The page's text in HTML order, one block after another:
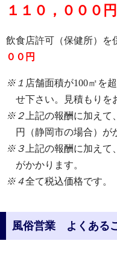
１１０，０００円
飲食店許可（保健所）を
００円
※１ 店舗面積が100㎡を
せ下さい。見積もりを
※２ 上記の報酬に加え
円（静岡市の場合）が
※３ 上記の報酬に加え
がかかります。
※４全て税込価格です。
風俗営業 よくある